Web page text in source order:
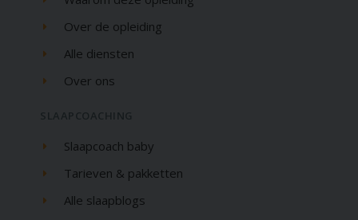
Over de opleiding
Alle diensten
Over ons
Slaapcoach baby
Tarieven & pakketten
Alle slaapblogs